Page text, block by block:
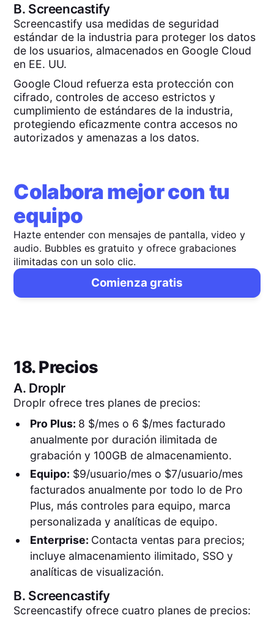
B. Screencastify
Screencastify usa medidas de seguridad
estándar de la industria para proteger los datos
de los usuarios, almacenados en Google Cloud
en EE. UU.
Google Cloud refuerza esta protección con
cifrado, controles de acceso estrictos y
cumplimiento de estándares de la industria,
protegiendo eficazmente contra accesos no
autorizados y amenazas a los datos.
Colabora mejor con tu
equipo
Hazte entender con mensajes de pantalla, video y
audio. Bubbles es gratuito y ofrece grabaciones
ilimitadas con un solo clic.
Comienza gratis
18. Precios
A. Droplr
Droplr ofrece tres planes de precios:
Pro Plus: 8 $/mes o 6 $/mes facturado
anualmente por duración ilimitada de
grabación y 100GB de almacenamiento.
Equipo: $9/usuario/mes o $7/usuario/mes
facturados anualmente por todo lo de Pro
Plus, más controles para equipo, marca
personalizada y analíticas de equipo.
Enterprise: Contacta ventas para precios;
incluye almacenamiento ilimitado, SSO y
analíticas de visualización.
B. Screencastify
Screencastify ofrece cuatro planes de precios: